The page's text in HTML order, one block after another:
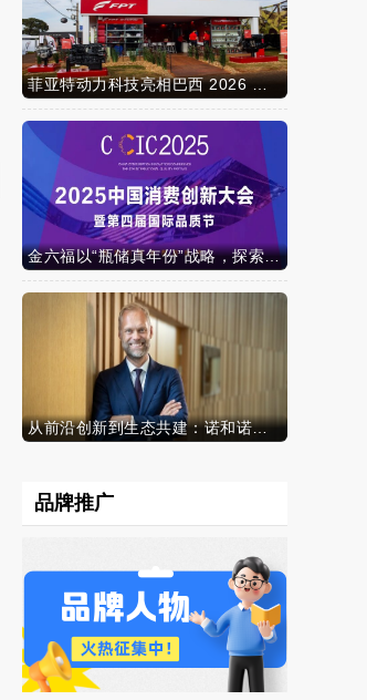
菲亚特动力科技亮相巴西 2026 年农业展，动力技术提升到新高度
金六福以“瓶储真年份”战略，探索白酒行业价值新范式
从前沿创新到生态共建：诺和诺德参加中国发展高层论坛2026年年会，携“中国同创”新里程碑深化对华承诺
品牌推广